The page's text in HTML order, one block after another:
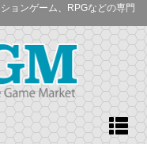
ョンゲーム、RPGなどの専門